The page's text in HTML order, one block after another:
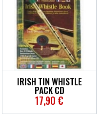
IRISH TIN WHISTLE
PACK CD
17,90 €